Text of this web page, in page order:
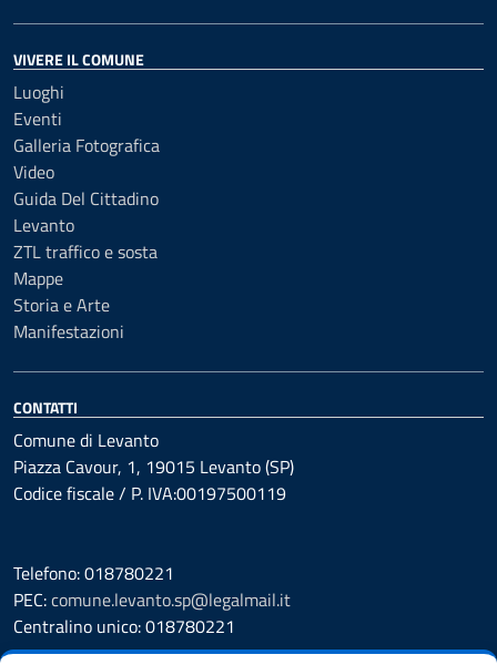
VIVERE IL COMUNE
Luoghi
Eventi
Galleria Fotografica
Video
Guida Del Cittadino
Levanto
ZTL traffico e sosta
Mappe
Storia e Arte
Manifestazioni
CONTATTI
Comune di Levanto
Piazza Cavour, 1, 19015 Levanto (SP)
Codice fiscale / P. IVA:00197500119
Telefono: 018780221
PEC:comune.levanto.sp@legalmail.it
Centralino unico: 018780221